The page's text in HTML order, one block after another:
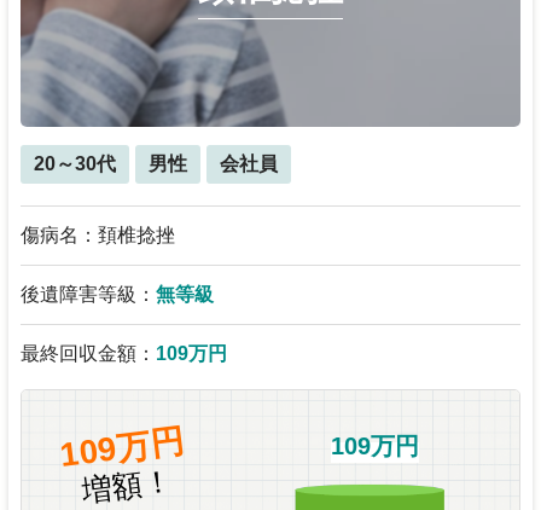
20～30代 男性 会社員
傷病名：頚椎捻挫
後遺障害等級： 無等級
最終回収金額： 109万円
109万円
増額！
109万円